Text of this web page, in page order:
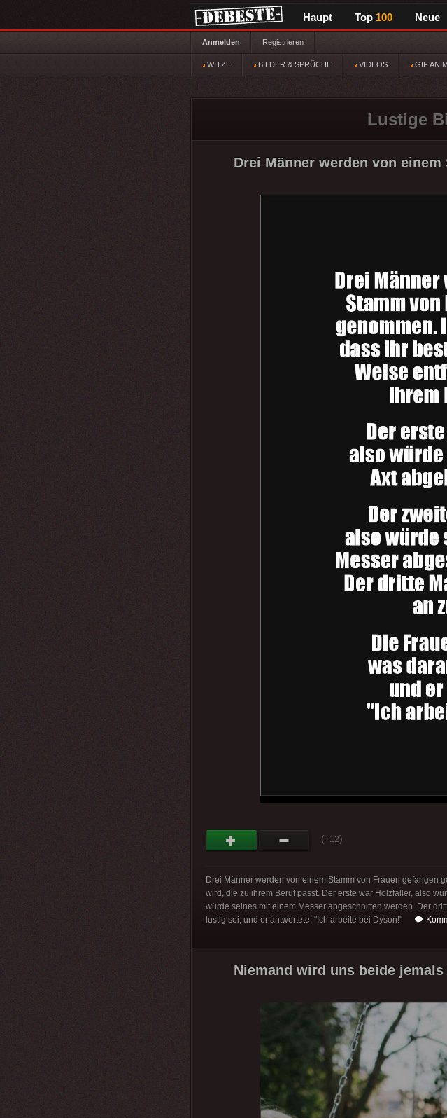
Haupt Top 100 Neue
Anmelden Registrieren
WITZE BILDER & SPRÜCHE VIDEOS GIF
Lustige
Drei Männer werden von einem
(+12)
Drei Männer werden von einem Stamm von Frauen gefangen
wird, die zu ihrem Beruf passt. Der erste war Holzfäller, also
würde seines mit einem Messer abgeschnitten werden. Der
lustig sei, und er antwortete: "Ich arbeite bei Dyson!"
Niemand wird uns beide